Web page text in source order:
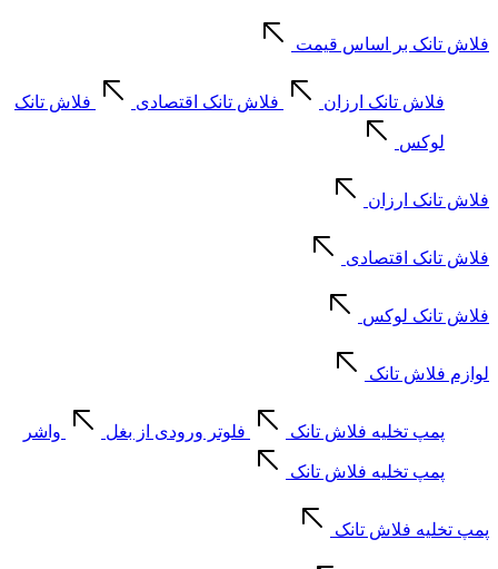
فلاش تانک بر اساس قیمت
فلاش تانک ارزان فلاش تانک اقتصادی فلاش تانک
لوکس
فلاش تانک ارزان
فلاش تانک اقتصادی
فلاش تانک لوکس
لوازم فلاش تانک
پمپ تخلیه فلاش تانک فلوتر ورودی از بغل واشر
پمپ تخلیه فلاش تانک
پمپ تخلیه فلاش تانک